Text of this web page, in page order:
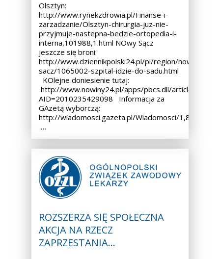
Olsztyn:
http://www.rynekzdrowia.pl/Finanse-i-
zarzadzanie/Olsztyn-chirurgia-juz-nie-
przyjmuje-nastepna-bedzie-ortopedia-i-
interna,101988,1.html NOwy Sącz
jeszcze się broni:
http://www.dziennikpolski24.pl/pl/region/nowy-
sacz/1065002-szpital-idzie-do-sadu.html
KOlejne doniesienie tutaj:
http://www.nowiny24.pl/apps/pbcs.dll/article?
AID=2010235429098 Informacja za
GAzetą wyborczą:
http://wiadomosci.gazeta.pl/Wiadomosci/
…
ROZSZERZA SIĘ SPOŁECZNA
AKCJA NA RZECZ
ZAPRZESTANIA…